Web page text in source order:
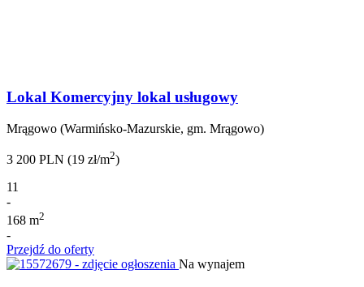
Lokal Komercyjny lokal usługowy
Mrągowo (Warmińsko-Mazurskie, gm. Mrągowo)
3 200 PLN (19 zł/m2)
11
-
168 m2
-
Przejdź do oferty
Na wynajem